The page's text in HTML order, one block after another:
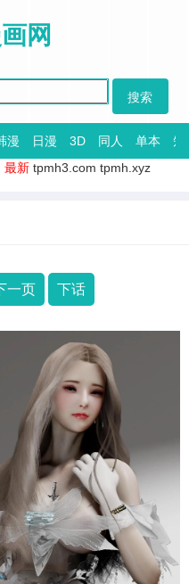
网
漫 日漫 3D 同人 单本
短
最新 tpmh3.com tpmh.xyz
一页 下话